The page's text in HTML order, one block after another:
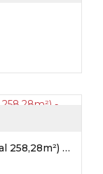
Moradia (T4) c/ piscina - (c/ área total 258,28m²) - Possacos / Valpaços